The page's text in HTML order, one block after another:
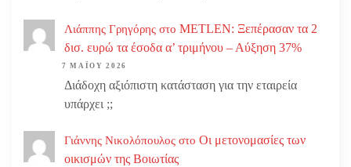
Λιάππης Γρηγόρης στο METLEN: Ξεπέρασαν τα 2
δισ. ευρώ τα έσοδα α’ τριμήνου – Αύξηση 37%
7 ΜΑΪ́ΟΥ 2026
Διάδοχη αξιόπιστη κατάσταση για την εταιρεία
υπάρχει ;;
Γιάννης Νικολόπουλος στο Οι μετονομασίες των
οικισμών της Βοιωτίας